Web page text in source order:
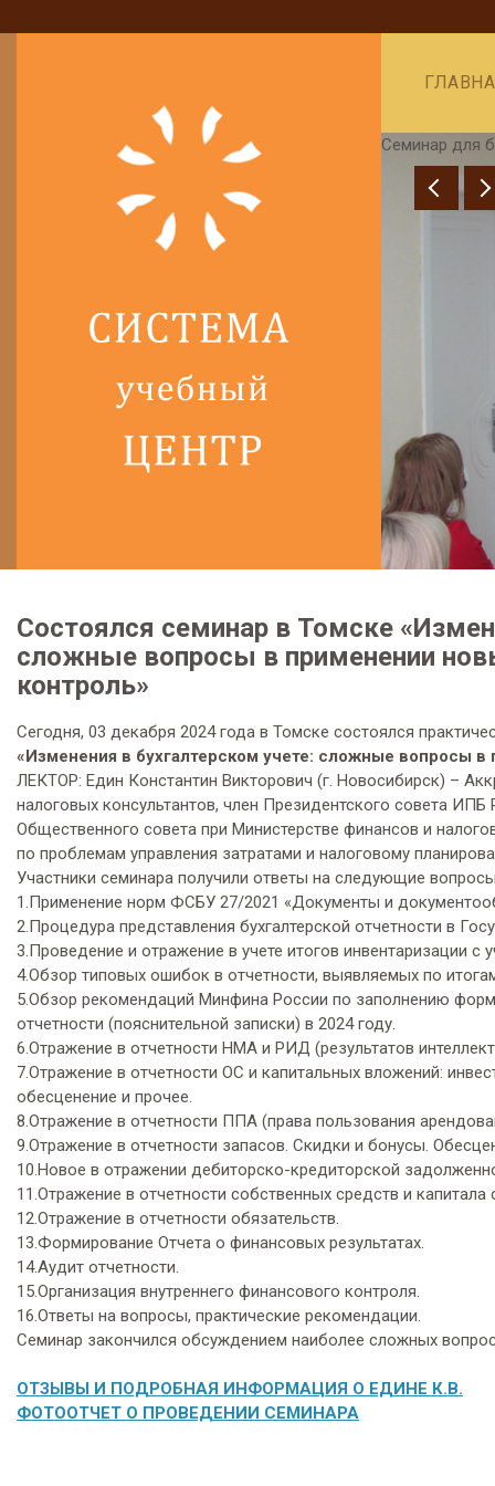
Семинар для
Состоялся семинар в Томске
сложные вопросы в применении
контроль»
Сегодня, 03 декабря 2024 года в Томске состоялся
«Изменения в бухгалтерском учете: сложные вопросы
ЛЕКТОР: Един Константин Викторович (г. Новосибирск) –
налоговых консультантов, член Президентского совета
Общественного совета при Министерстве финансов и
по проблемам управления затратами и налоговому
Участники семинара получили ответы на следующие
1.Применение норм ФСБУ 27/2021 «Документы и
2.Процедура представления бухгалтерской отчетности в
3.Проведение и отражение в учете итогов инвентаризации
4.Обзор типовых ошибок в отчетности, выявляемых по
5.Обзор рекомендаций Минфина России по заполнению форм
отчетности (пояснительной записки) в 2024 году.
6.Отражение в отчетности НМА и РИД (результатов
7.Отражение в отчетности ОС и капитальных вложений:
обесценение и прочее.
8.Отражение в отчетности ППА (права пользования
9.Отражение в отчетности запасов. Скидки и бонусы.
10.Новое в отражении дебиторско-кредиторской
11.Отражение в отчетности собственных средств и
12.Отражение в отчетности обязательств.
13.Формирование Отчета о финансовых результатах.
14.Аудит отчетности.
15.Организация внутреннего финансового контроля.
16.Ответы на вопросы, практические рекомендации.
Семинар закончился обсуждением наиболее сложных
ОТЗЫВЫ И ПОДРОБНАЯ ИНФОРМАЦИЯ О ЕДИНЕ К.В.
ФОТООТЧЕТ О ПРОВЕДЕНИИ СЕМИНАРА